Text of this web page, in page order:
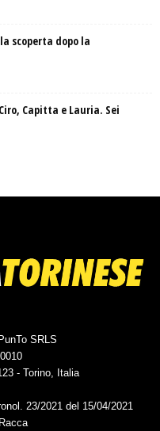
scoperta dopo la
Capitta e Lauria. Sei
SRLS
- Torino, Italia
23/2021 del 15/04/2021